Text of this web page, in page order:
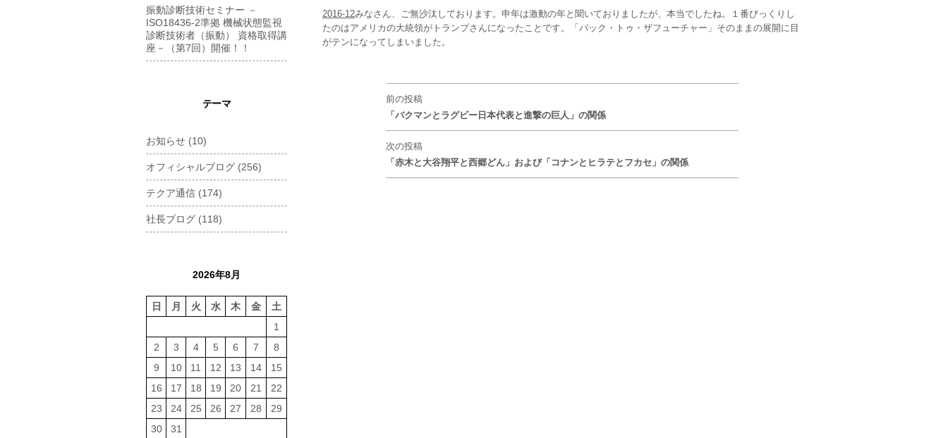
2016-12みなさん、ご無沙汰しております。申年は激動の年と聞いておりましたが、本当でしたね。１番びっくりし
たのはアメリカの大統領がトランプさんになったことです。「バック・トゥ・ザフューチャー」そのままの展開に目
がテンになってしまいました。
前の投稿
「バクマンとラグビー日本代表と進撃の巨人」の関係
次の投稿
「赤木と大谷翔平と西郷どん」および「コナンとヒラテとフカセ」の関係
振動診断技術セミナー －
ISO18436-2準拠 機械状態監視
診断技術者（振動） 資格取得講
座－（第7回）開催！！
テーマ
お知らせ (10)
オフィシャルブログ (256)
テクア通信 (174)
社長ブログ (118)
2026年8月
日 月 火 水 木 金 土
1
2
3 4 5 6 7
8
9
10 11 12 13 14
15
16
17 18 19 20 21
22
23
24 25 26 27 28
29
30
31